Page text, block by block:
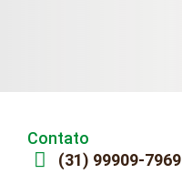
Contato
(31) 99909-7969